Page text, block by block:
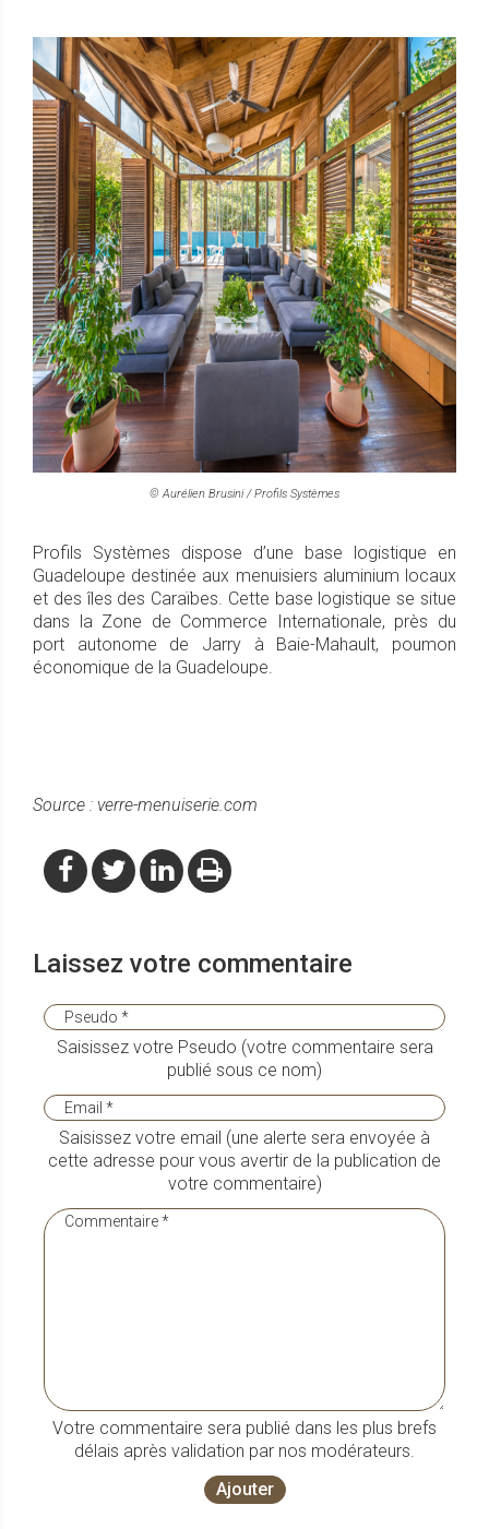
© Aurélien Brusini / Profils Systèmes
Profils Systèmes dispose d’une base logistique en
Guadeloupe destinée aux menuisiers aluminium locaux
et des îles des Caraïbes. Cette base logistique se situe
dans la Zone de Commerce Internationale, près du
port autonome de Jarry à Baie-Mahault, poumon
économique de la Guadeloupe.
Source : verre-menuiserie.com
Laissez votre commentaire
Saisissez votre Pseudo (votre commentaire sera
publié sous ce nom)
Saisissez votre email (une alerte sera envoyée à
cette adresse pour vous avertir de la publication de
votre commentaire)
Votre commentaire sera publié dans les plus brefs
délais après validation par nos modérateurs.
Ajouter